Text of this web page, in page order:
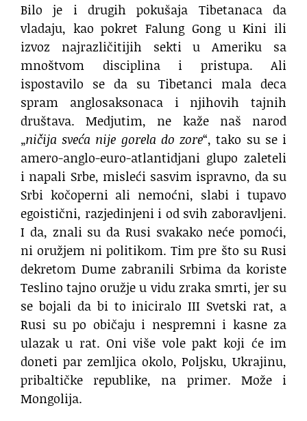
Bilo je i drugih pokušaja Tibetanaca da
vladaju, kao pokret Falung Gong u Kini ili
izvoz najrazličitijih sekti u Ameriku sa
mnoštvom disciplina i pristupa. Ali
ispostavilo se da su Tibetanci mala deca
spram anglosaksonaca i njihovih tajnih
društava. Medjutim, ne kaže naš narod
„ničija sveća nije gorela do zore“, tako su se i
amero-anglo-euro-atlantidjani glupo zaleteli
i napali Srbe, misleći sasvim ispravno, da su
Srbi kočoperni ali nemoćni, slabi i tupavo
egoistični, razjedinjeni i od svih zaboravljeni.
I da, znali su da Rusi svakako neće pomoći,
ni oružjem ni politikom. Tim pre što su Rusi
dekretom Dume zabranili Srbima da koriste
Teslino tajno oružje u vidu zraka smrti, jer su
se bojali da bi to iniciralo III Svetski rat, a
Rusi su po običaju i nespremni i kasne za
ulazak u rat. Oni više vole pakt koji će im
doneti par zemljica okolo, Poljsku, Ukrajinu,
pribaltičke republike, na primer. Može i
Mongolija.